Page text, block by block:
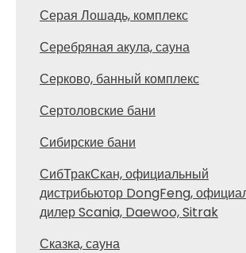
Серая Лошадь, комплекс
Серебряная акула, сауна
Серково, банный комплекс
Сертоловские бани
Сибирские бани
СибТракСкан, официальный
дистрибьютор DongFeng,
дилер Scania, Daewoo, Sitrak
Сказка, сауна